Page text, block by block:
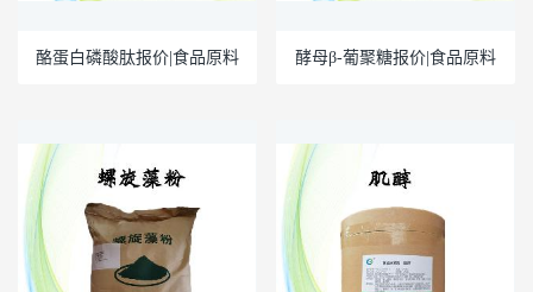
酪蛋白磷酸肽报价|食品原料 酵母β-葡聚糖报价|食品原料